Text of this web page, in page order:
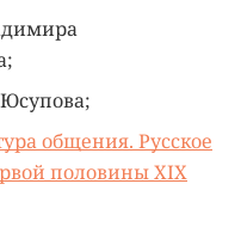
общения. Русское
половины XIX